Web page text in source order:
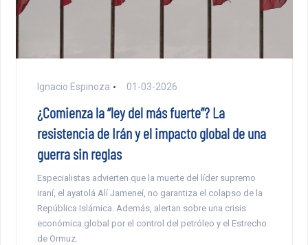
Ignacio Espinoza 01-03-2026
¿Comienza la “ley del más fuerte”? La
resistencia de Irán y el impacto global de una
guerra sin reglas
Especialistas advierten que la muerte del líder supremo
iraní, el ayatolá Alí Jameneí, no garantiza el colapso de la
República Islámica. Además, alertan sobre una crisis
económica global por el control del petróleo y el Estrecho
de Ormuz.